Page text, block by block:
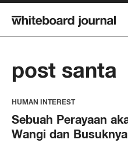
post santa
HUMAN INTEREST
Sebuah Perayaan
Wangi dan